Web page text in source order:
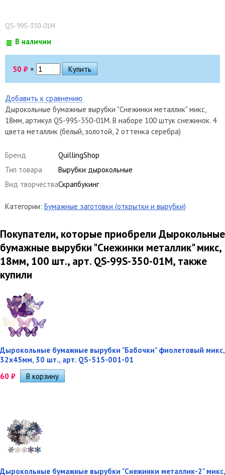
QS-99S-350-01M
В наличии
50 ₽ ×
Добавить к сравнению
Дырокольные бумажные вырубки "Снежинки металлик" микс,
18мм, артикул QS-99S-350-01M. В наборе 100 штук снежинок. 4
цвета металлик (белый, золотой, 2 оттенка серебра)
Бренд
QuillingShop
Тип товара
Вырубки дырокольные
Вид творчестваСкрапбукинг
Категории: Бумажные заготовки (открытки и вырубки)
Покупатели, которые приобрели Дырокольные
бумажные вырубки "Снежинки металлик" микс,
18мм, 100 шт., арт. QS-99S-350-01M, также
купили
Дырокольные бумажные вырубки "Бабочки" фиолетовый микс,
32х45мм, 30 шт., арт. QS-515-001-01
60 ₽
Дырокольные бумажные вырубки "Снежинки металлик-2" микс,